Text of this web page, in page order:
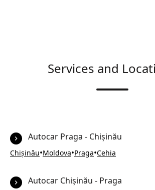
Services and
Autocar Praga - Chișinău
Chișinău•Moldova•Praga•Cehia
Autocar Chișinău - Praga